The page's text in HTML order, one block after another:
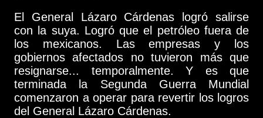
El General Lázaro Cárdenas logró salirse
con la suya. Logró que el petróleo fuera de
los mexicanos. Las empresas y los
gobiernos afectados no tuvieron más que
resignarse... temporalmente. Y es que
terminada la Segunda Guerra Mundial
comenzaron a operar para revertir los logros
del General Lázaro Cárdenas.